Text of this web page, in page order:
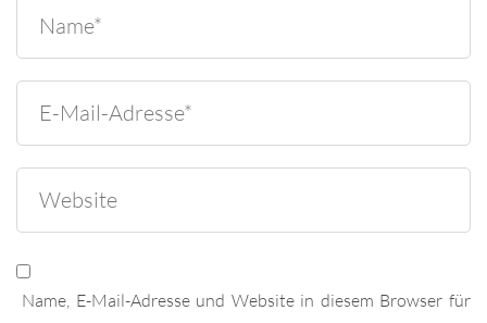
Name, E-Mail-Adresse und Website in diesem Browser für